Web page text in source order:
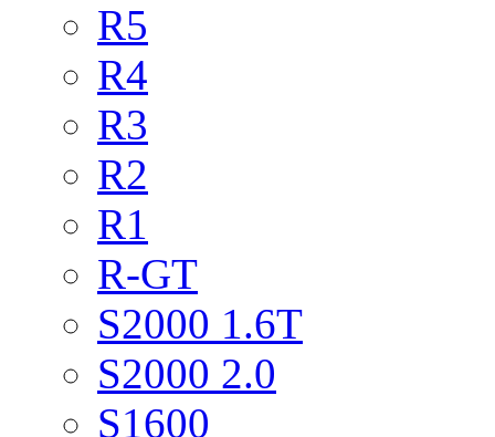
R5
R4
R3
R2
R1
R-GT
S2000 1.6T
S2000 2.0
S1600